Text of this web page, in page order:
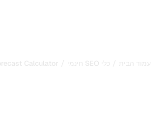
עמוד הבית / כלי SEO חינמי /
Calculator